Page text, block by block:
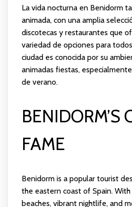
La vida nocturna en Benidorm
animada, con una amplia
discotecas y restaurantes que
variedad de opciones para
ciudad es conocida por su
animadas fiestas,
de verano.
BENIDORM’S
FAME
Benidorm is a popular tourist
the eastern coast of Spain.
beaches, vibrant nightlife, and